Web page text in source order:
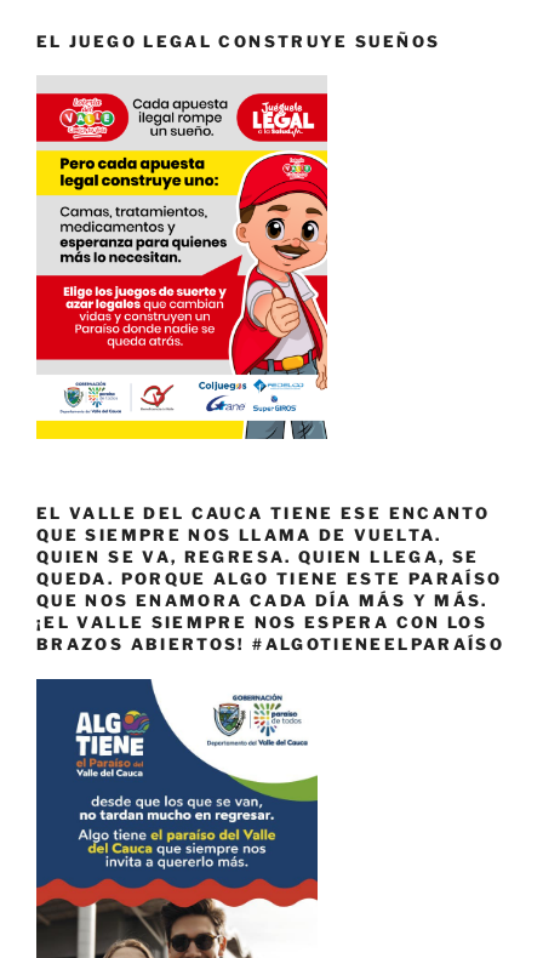
EL JUEGO LEGAL CONSTRUYE SUEÑOS
EL VALLE DEL CAUCA TIENE ESE ENCANTO
QUE SIEMPRE NOS LLAMA DE VUELTA.
QUIEN SE VA, REGRESA. QUIEN LLEGA, SE
QUEDA. PORQUE ALGO TIENE ESTE PARAÍSO
QUE NOS ENAMORA CADA DÍA MÁS Y MÁS.
¡EL VALLE SIEMPRE NOS ESPERA CON LOS
BRAZOS ABIERTOS! #ALGOTIENEELPARAÍSO